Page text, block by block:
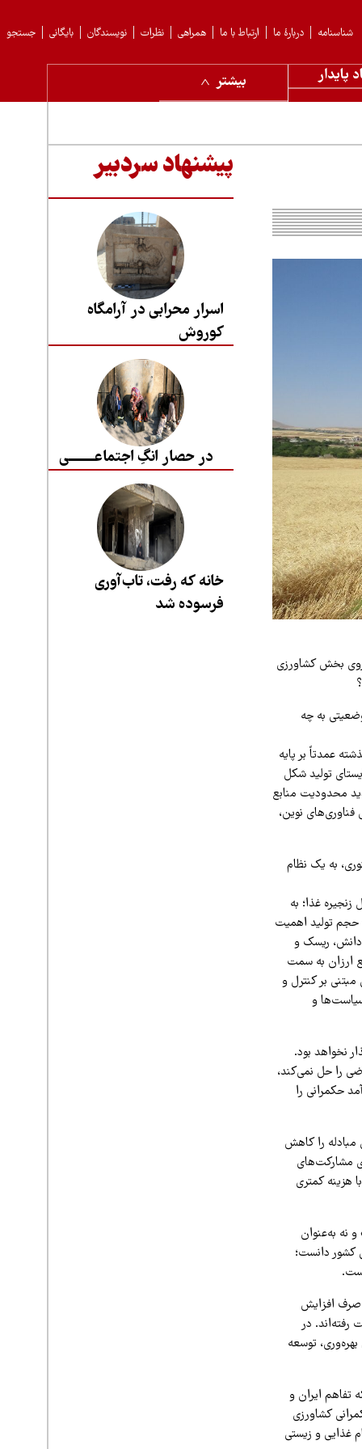
جستجو بایگانی نویسندگان نظرات همراهی ارتباط با ما دربارهٔ ما شناسنامه
پایدار
بیشتر
روی بخش کشاورزی
به چه
عمدتاً بر پایه
تولید شکل
محدودیت منابع
نوین،
به یک نظام
غذا؛ به
حجم تولید اهمیت
دانش، ریسک و
ارزان به سمت
بر کنترل و
و
نخواهد بود.
را حل نمی‌کند،
حکمرانی را
مبادله را کاهش
مشارکت‌های
هزینه کمتری
نه به‌عنوان
کشور دانست؛
صرف افزایش
در
توسعه
ایران و
کشاورزی
غذایی و زیستی
پیشنهاد سردبیر
اسرار محرابی در آرامگاه
کوروش
در حصار انگِ اجتماعــــــــی
خانه که رفت، تاب‌آوری
فرسوده شد